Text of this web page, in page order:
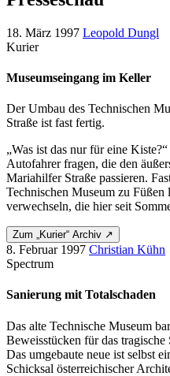
18. März 1997 Leopold Dungl
Kurier
Museumseingang im Keller
Der Umbau des Technischen
Straße ist fast fertig.
„Was ist das nur für eine
Autofahrer fragen, die den
Mariahilfer Straße passieren.
Technischen Museum zu
verwechseln, die hier seit
Zum „Kurier“ Archiv ↗
8. Februar 1997 Christian Kühn
Spectrum
Sanierung mit Totalschaden
Das alte Technische Museum
Beweisstücken für das
Das umgebaute neue ist selbst
Schicksal österreichischer